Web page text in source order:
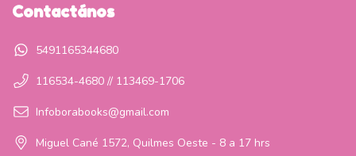
Contactános
5491165344680
116534-4680 // 113469-1706
Infoborabooks@gmail.com
Miguel Cané 1572, Quilmes Oeste - 8 a 17 hrs